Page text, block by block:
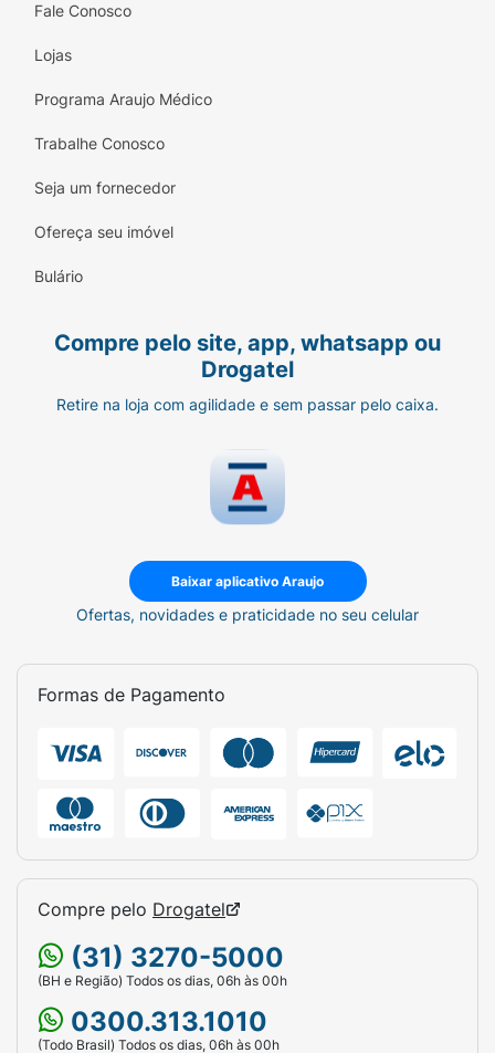
Fale Conosco
Lojas
Programa Araujo Médico
Trabalhe Conosco
Seja um fornecedor
Ofereça seu imóvel
Bulário
Compre pelo site, app, whatsapp ou
Drogatel
Retire na loja com agilidade e sem passar pelo caixa.
Baixar aplicativo Araujo
Ofertas, novidades e praticidade no seu celular
Formas de Pagamento
Compre pelo Drogatel
(31) 3270-5000
(BH e Região) Todos os dias, 06h às 00h
0300.313.1010
(Todo Brasil) Todos os dias, 06h às 00h